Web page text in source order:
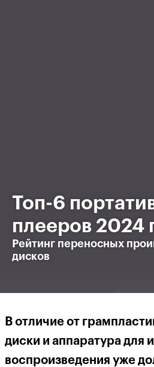
Топ-6
плееров 2024
Рейтинг переносных
дисков
В отличие от
диски и аппаратура для
воспроизведения уже